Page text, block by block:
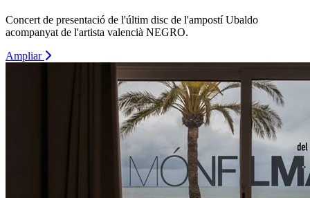
Concert de presentació de l'últim disc de l'ampostí Ubaldo
acompanyat de l'artista valencià NEGRO.
Ampliar